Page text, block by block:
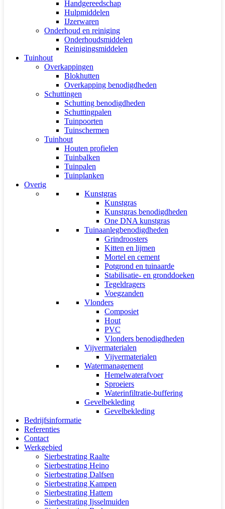
Handgereedschap
Hulpmiddelen
IJzerwaren
Onderhoud en reiniging
Onderhoudsmiddelen
Reinigingsmiddelen
Tuinhout
Overkappingen
Blokhutten
Overkapping benodigdheden
Schuttingen
Schutting benodigdheden
Schuttingpalen
Tuinpoorten
Tuinschermen
Tuinhout
Houten profielen
Tuinbalken
Tuinpalen
Tuinplanken
Overig
Kunstgras
Kunstgras
Kunstgras benodigdheden
One DNA kunstgras
Tuinaanlegbenodigdheden
Grindroosters
Kitten en lijmen
Mortel en cement
Potgrond en tuinaarde
Stabilisatie- en gronddoeken
Tegeldragers
Voegzanden
Vlonders
Composiet
Hout
PVC
Vlonders benodigdheden
Vijvermaterialen
Vijvermaterialen
Watermanagement
Hemelwaterafvoer
Sproeiers
Waterinfiltratie-buffering
Gevelbekleding
Gevelbekleding
Bedrijfsinformatie
Referenties
Contact
Werkgebied
Sierbestrating Raalte
Sierbestrating Heino
Sierbestrating Dalfsen
Sierbestrating Kampen
Sierbestrating Hattem
Sierbestrating Ijsselmuiden